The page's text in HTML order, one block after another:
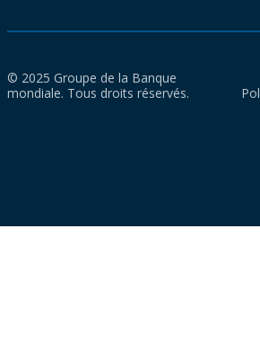
© 2025 Groupe de la Banque
mondiale. Tous droits réservés.